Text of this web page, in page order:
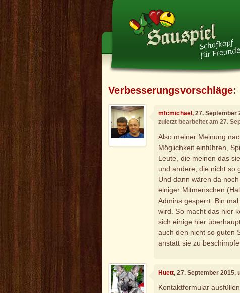
Verbesserungsvorschläge:
mfcmichael, 27. September
zuletzt bearbeitet am 27.
Also meiner Meinung
Möglichkeit einführen,
Leute, die meinen das
und andere, die nicht so
Und dann wären da
einiger Mitmenschen
Admins gesperrt. Bin
wird. So macht das hier
sich einige hier
auch den nicht so guten
anstatt sie zu
Huett, 27. September 2015,
Kontaktformular ausfüllen